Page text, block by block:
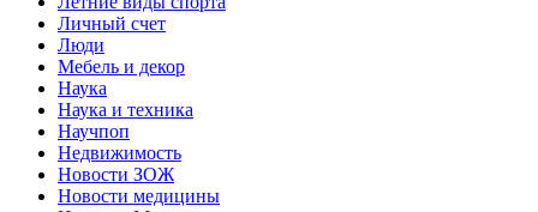
Личный счет
Люди
Мебель и декор
Наука
Наука и техника
Научпоп
Недвижимость
Новости ЗОЖ
Новости медицины